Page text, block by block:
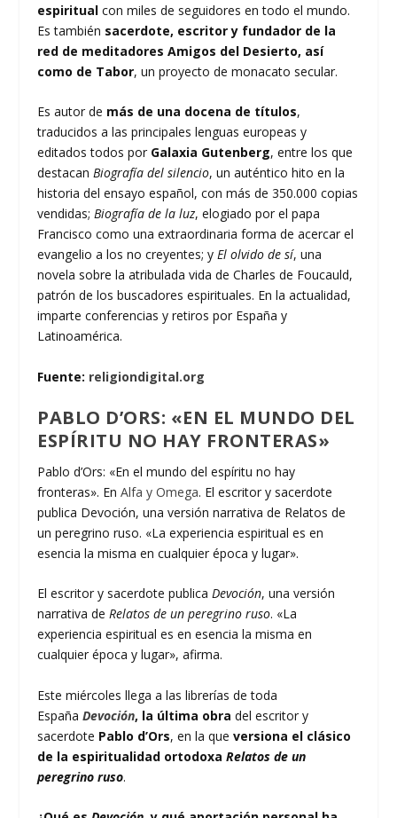
espiritual con miles de seguidores en todo el mundo.
Es también sacerdote, escritor y fundador de la
red de meditadores Amigos del Desierto, así
como de Tabor, un proyecto de monacato secular.
Es autor de más de una docena de títulos,
traducidos a las principales lenguas europeas y
editados todos por Galaxia Gutenberg, entre los que
destacanBiografía del silencio, un auténtico hito en la
historia del ensayo español, con más de 350.000 copias
vendidas;Biografía de la luz, elogiado por el papa
Francisco como una extraordinaria forma de acercar el
evangelio a los no creyentes; yEl olvido de sí, una
novela sobre la atribulada vida de Charles de Foucauld,
patrón de los buscadores espirituales. En la actualidad,
imparte conferencias y retiros por España y
Latinoamérica.
Fuente: religiondigital.org
PABLO D’ORS: «EN EL MUNDO DEL
ESPÍRITU NO HAY FRONTERAS»
Pablo d’Ors: «En el mundo del espíritu no hay
fronteras». EnAlfa y Omega. El escritor y sacerdote
publica Devoción, una versión narrativa de Relatos de
un peregrino ruso. «La experiencia espiritual es en
esencia la misma en cualquier época y lugar».
El escritor y sacerdote publicaDevoción, una versión
narrativa deRelatos de un peregrino ruso. «La
experiencia espiritual es en esencia la misma en
cualquier época y lugar», afirma.
Este miércoles llega a las librerías de toda
EspañaDevoción, la última obra del escritor y
sacerdote Pablo d’Ors, en la queversiona el clásico
de la espiritualidad ortodoxaRelatos de un
peregrino ruso.